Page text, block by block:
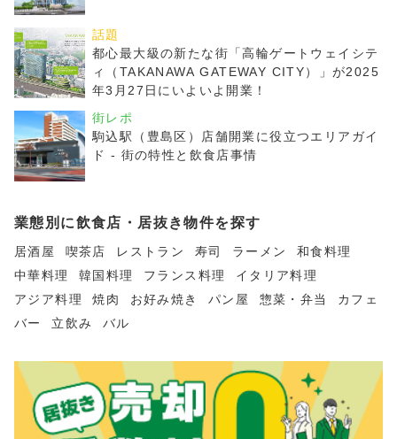
話題
都心最大級の新たな街「高輪ゲートウェイシテ
ィ（TAKANAWA GATEWAY CITY）」が2025
年3月27日にいよいよ開業！
街レポ
駒込駅（豊島区）店舗開業に役立つエリアガイ
ド - 街の特性と飲食店事情
業態別に飲食店・居抜き物件を探す
居酒屋 喫茶店 レストラン 寿司 ラーメン
和食料理
中華料理
韓国料理 フランス料理
イタリア料理
アジア料理
焼肉 お好み焼き パン屋 惣菜・弁当
カフェ
バー
立飲み バル